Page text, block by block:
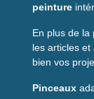
facilitant le
- Calcul des
- Mesure
- Inclinomètre
- Mode Mini/
peinture
En plus de la
les articles
bien vos
Pinceaux